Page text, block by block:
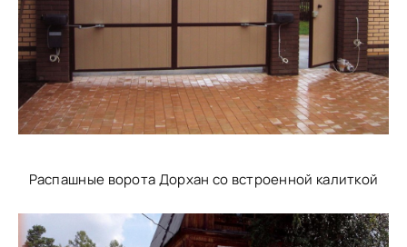
Распашные ворота Дорхан со встроенной калиткой